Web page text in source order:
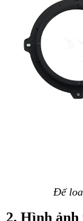
Đế
2. Hình ảnh